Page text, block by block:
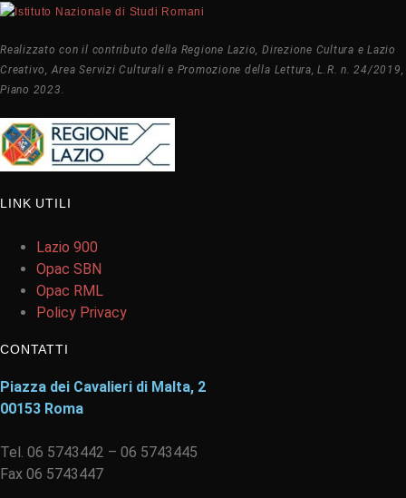
Realizzato con il contributo della Regione Lazio, Direzione Cultura e Lazio
Creativo, Area Servizi Culturali e Promozione della Lettura, L.R. n. 24/2019,
Piano 2023.
LINK UTILI
Lazio 900
Opac SBN
Opac RML
Policy Privacy
CONTATTI
Piazza dei Cavalieri di Malta, 2
00153 Roma
Tel. 06 5743442 – 06 5743445
Fax 06 5743447